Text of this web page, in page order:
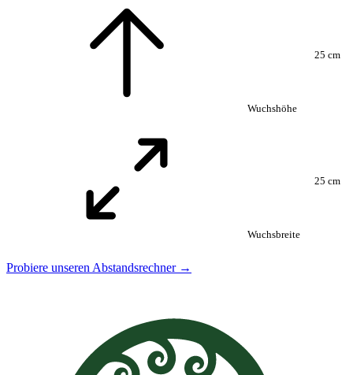
Wuchshöhe
25 cm
Wuchsbreite
25 cm
Probiere unseren Abstandsrechner →